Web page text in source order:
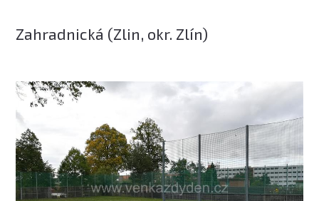
Zahradnická (Zlin, okr. Zlín)